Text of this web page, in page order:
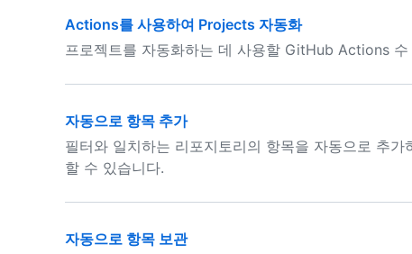
Actions를 사용하여 Projects 자동화
프로젝트를 자동화하는 데 사용할 GitHub Actions 수
자동으로 항목 추가
필터와 일치하는 리포지토리의 항목을 자동으로 추
할 수 있습니다.
자동으로 항목 보관